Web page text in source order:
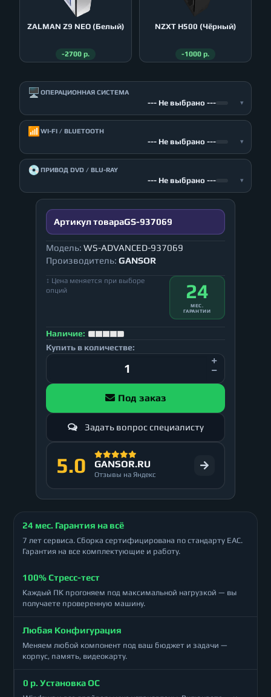
ZALMAN Z9 NEO (Белый)
-2700 р.
NZXT H500 (Чёрный)
-1000 р.
🖥️ ОПЕРАЦИОННАЯ СИСТЕМА
--- Не выбрано --- ▾
📶 WI-FI / BLUETOOTH
--- Не выбрано --- ▾
💿ПРИВОД DVD / BLU-RAY
--- Не выбрано --- ▾
Артикул товараGS-937069
Модель: WS-ADVANCED-937069
Производитель: GANSOR
↕ Цена меняется при выборе
опций
24
МЕС.
ГАРАНТИИ
Наличие:
Купить в количестве:
Под заказ
Задать вопрос специалисту
5.0 GANSOR.RU
Отзывы на Яндекс
24 мес. Гарантия на всё
7 лет сервиса. Сборка сертифицирована по стандарту ЕАС.
Гарантия на все комплектующие и работу.
100% Стресс-тест
Каждый ПК прогоняем под максимальной нагрузкой — вы
получаете проверенную машину.
Любая Конфигурация
Меняем любой компонент под ваш бюджет и задачи —
корпус, память, видеокарту.
0 р. Установка ОС